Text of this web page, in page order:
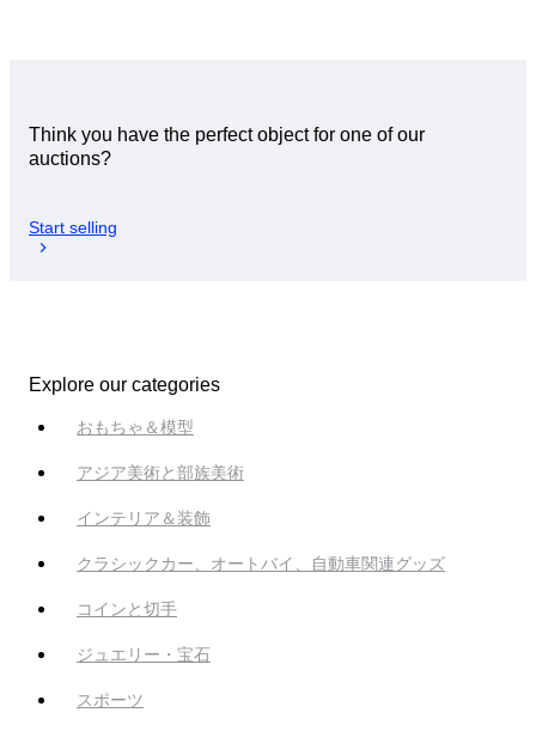
Think you have the perfect object for one of our
auctions?
Start selling
Explore our categories
おもちゃ＆模型
アジア美術と部族美術
インテリア＆装飾
クラシックカー、オートバイ、自動車関連グッズ
コインと切手
ジュエリー・宝石
スポーツ